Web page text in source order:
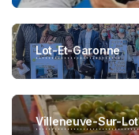
Lot-Et-Garonne
Villeneuve-Sur-Lot